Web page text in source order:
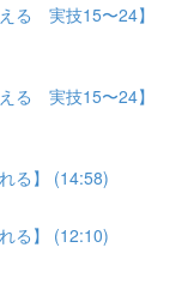
る 実技15〜24】
る 実技15〜24】
る】 (14:58)
る】 (12:10)